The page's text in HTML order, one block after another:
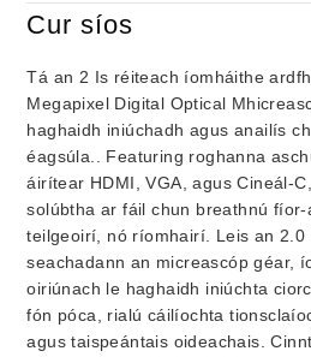
Cur síos
Tá an 2 Is réiteach íomháithe
Megapixel Digital Optical
haghaidh iniúchadh agus anailís
éagsúla.. Featuring roghanna
áirítear HDMI, VGA, agus Cineál-
solúbtha ar fáil chun breathnú
teilgeoirí, nó ríomhairí. Leis an 2.0
seachadann an micreascóp géar,
oiriúnach le haghaidh iniúchta
fón póca, rialú cáilíochta
agus taispeántais oideachais.